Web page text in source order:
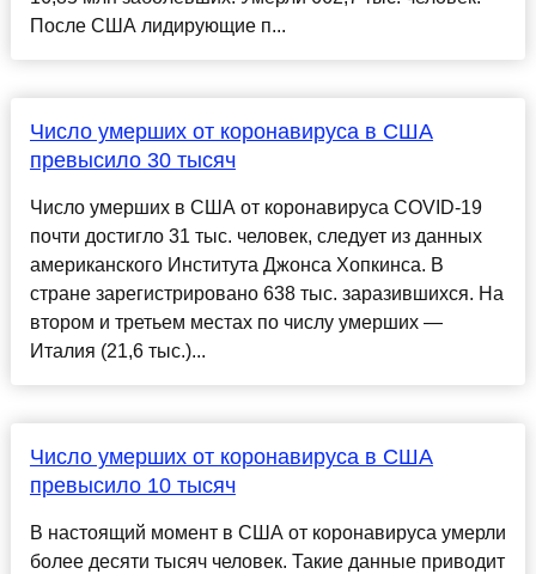
После США лидирующие п...
Число умерших от коронавируса в США
превысило 30 тысяч
Число умерших в США от коронавируса COVID-19
почти достигло 31 тыс. человек, следует из данных
американского Института Джонса Хопкинса. В
стране зарегистрировано 638 тыс. заразившихся. На
втором и третьем местах по числу умерших —
Италия (21,6 тыс.)...
Число умерших от коронавируса в США
превысило 10 тысяч
В настоящий момент в США от коронавируса умерли
более десяти тысяч человек. Такие данные приводит